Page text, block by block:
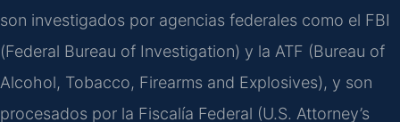
son investigados por agencias federales como el FBI
(Federal Bureau of Investigation) y la ATF (Bureau of
Alcohol, Tobacco, Firearms and Explosives), y son
procesados por la Fiscalía Federal (U.S. Attorney’s